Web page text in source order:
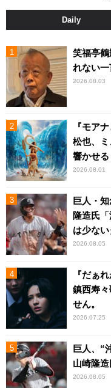
Daily
笑福亭
れない一
2026.08.03
『モア
松也、
響かせる
2026.08.01
巨人・
隆造氏
は少ない
2026.08.05
『だぁ
鎮西寿
せん。
2026.07.25
巨人、“
山崎隆造
2026.08.05